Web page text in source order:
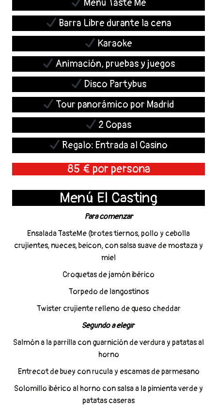
Menú Taste Me
Barra Libre durante la cena
Karaoke
Animación, pruebas y juegos
Disco Partybus
Tour panorámico por Madrid
2 Copas
Regalo: Entrada al Casino
85 € por persona
Menú El Casting
Para comenzar
Ensalada TasteMe (brotes tiernos, pollo y cebolla
crujientes, nueces, beicon, con salsa suave de mostaza y
miel
Croquetas de jamón ibérico
Torpedo de langostinos
Twister crujiente relleno de queso cheddar
Segundo a elegir
Salmón a la parrilla con guarnición de verdura y patatas al
horno
Entrecot de buey con rucula y escamas de parmesano
Solomillo ibérico al horno con salsa a la pimienta verde y
patatas caseras